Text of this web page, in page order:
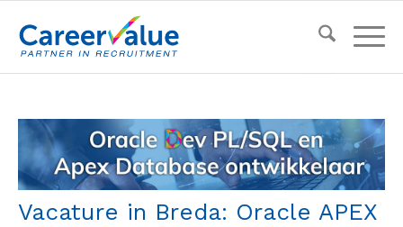
Vacature in Breda: Oracle APEX